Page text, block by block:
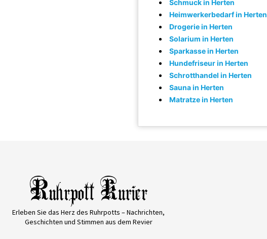
Schmuck in Herten
Heimwerkerbedarf in Herten
Drogerie in Herten
Solarium in Herten
Sparkasse in Herten
Hundefriseur in Herten
Schrotthandel in Herten
Sauna in Herten
Matratze in Herten
Erleben Sie das Herz des Ruhrpotts – Nachrichten,
Geschichten und Stimmen aus dem Revier